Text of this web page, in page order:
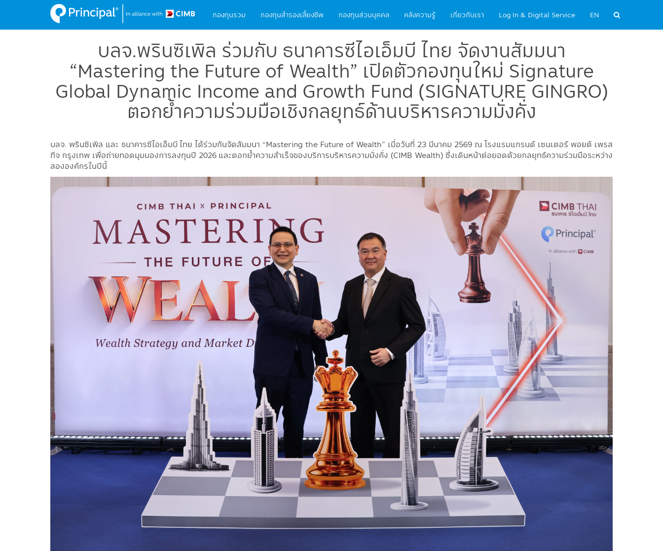
main
EN
Main
navigation
กองทุนรวม กองทุนสำรองเลี้ยงชีพ กองทุนส่วนบุคคล คลังความรู้ เกี่ยวกับเรา Log In & Digital Service
บลจ.พรินซิเพิล ร่วมกับ ธนาคารซีไอเอ็มบี ไทย จัดงานสัมมนา
“Mastering the Future of Wealth” เปิดตัวกองทุนใหม่ Signature
Global Dynamic Income and Growth Fund (SIGNATURE GINGRO)
ตอกย้ำความร่วมมือเชิงกลยุทธ์ด้านบริหารความมั่งคั่ง
บลจ. พรินซิเพิล และ ธนาคารซีไอเอ็มบี ไทย ได้ร่วมกันจัดสัมมนา “Mastering the Future of Wealth” เมื่อวันที่ 23 มีนาคม 2569 ณ โรงแรมแกรนด์ เซนเตอร์ พอยต์ เพรส
ทีจ กรุงเทพ เพื่อถ่ายทอดมุมมองการลงทุนปี 2026 และตอกย้ำความสำเร็จของบริการบริหารความมั่งคั่ง (CIMB Wealth) ซึ่งเดินหน้าต่อยอดด้วยกลยุทธ์ความร่วมมือระหว่าง
สององค์กรในปีนี้